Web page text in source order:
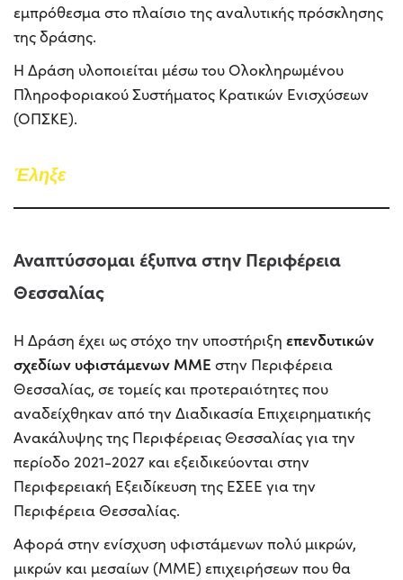
εμπρόθεσμα στο πλαίσιο της αναλυτικής πρόσκλησης
της δράσης.
Η Δράση υλοποιείται μέσω του Ολοκληρωμένου
Πληροφοριακού Συστήματος Κρατικών Ενισχύσεων
(ΟΠΣΚΕ).
Έληξε
Αναπτύσσομαι έξυπνα στην Περιφέρεια
Θεσσαλίας
Η Δράση έχει ως στόχο την υποστήριξη επενδυτικών
σχεδίων υφιστάμενων ΜΜΕ στην Περιφέρεια
Θεσσαλίας, σε τομείς και προτεραιότητες που
αναδείχθηκαν από την Διαδικασία Επιχειρηματικής
Ανακάλυψης της Περιφέρειας Θεσσαλίας για την
περίοδο 2021-2027 και εξειδικεύονται στην
Περιφερειακή Εξειδίκευση της ΕΣΕΕ για την
Περιφέρεια Θεσσαλίας.
Αφορά στην ενίσχυση υφιστάμενων πολύ μικρών,
μικρών και μεσαίων (ΜΜΕ) επιχειρήσεων που θα